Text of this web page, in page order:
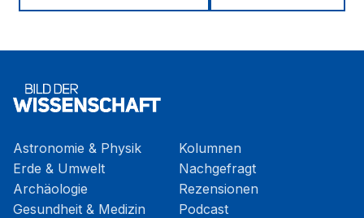
Astronomie & Physik
Erde & Umwelt
Archäologie
Gesundheit & Medizin
Kolumnen
Nachgefragt
Rezensionen
Podcast